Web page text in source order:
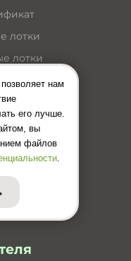
лотки
лотки
короба
лотков
нам
его лучше.
вы
файлов
.